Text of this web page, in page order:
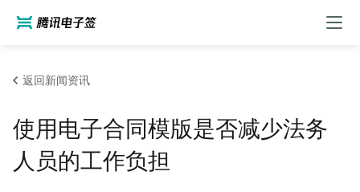
返回新闻资讯
使用电子合同模版是否减少法务
人员的工作负担